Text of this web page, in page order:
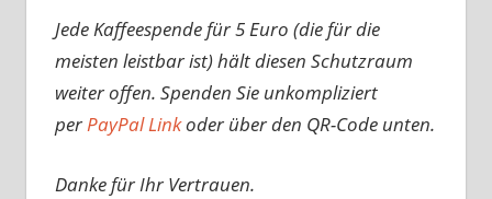
Jede Kaffeespende für 5 Euro (die für die
meisten leistbar ist) hält diesen Schutzraum
weiter offen. Spenden Sie unkompliziert
perPayPal Linkoder über den QR-Code unten.
Danke für Ihr Vertrauen.